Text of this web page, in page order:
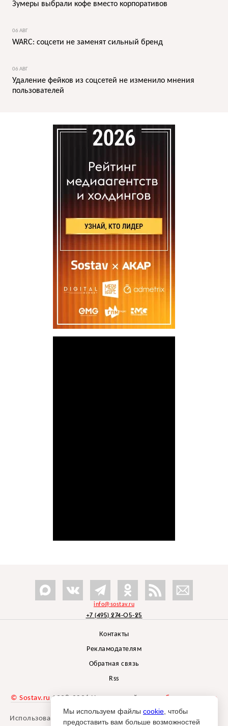
Зумеры выбрали кофе вместо корпоративов
06 АВГ
WARC: соцсети не заменят сильный бренд
06 АВГ
Удаление фейков из соцсетей не изменило мнения
пользователей
info@sostav.ru
+7 (495) 274-05-25
Контакты
Рекламодателям
Обратная связь
Rss
© Sostav.ru 1998-2026 Независимый проектбрендингового
агентства Depot
Использование материалов Sostav.ru допустимо только при
Мы используем файлы cookie , чтобы
предоставить вам больше возможностей